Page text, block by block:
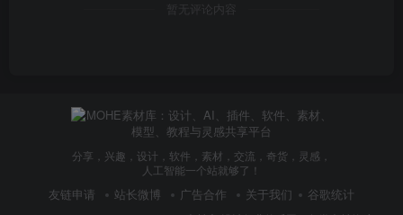
暂无评论内容
分享，兴趣，设计，软件，素材，交流，奇货，灵感，
人工智能一个站就够了！
友链申请 站长微博 广告合作 关于我们 谷歌统计